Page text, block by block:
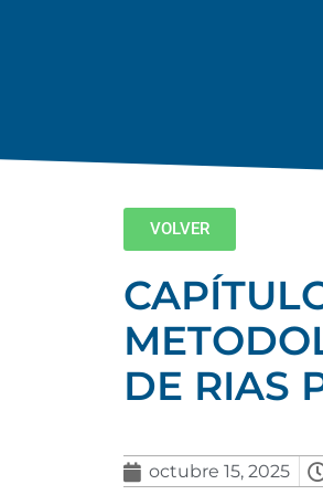
VOLVER
DE RIAS
octubre 15, 2025